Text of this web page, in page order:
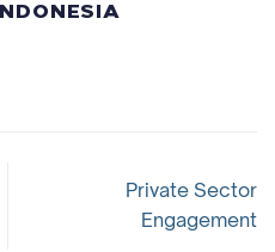
Private Sector
Engagement